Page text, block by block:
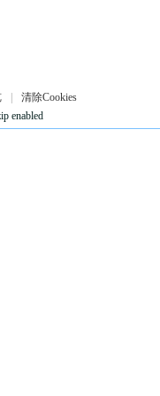
清除Cookies
enabled